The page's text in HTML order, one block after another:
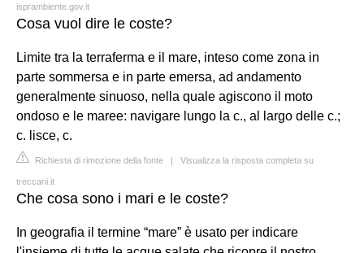
isprambiente.gov.it
Cosa vuol dire le coste?
Limite tra la terraferma e il mare, inteso come zona in
parte sommersa e in parte emersa, ad andamento
generalmente sinuoso, nella quale agiscono il moto
ondoso e le maree: navigare lungo la c., al largo delle c.;
c. lisce, c.
Richiesta di rimozione della fonte | Visualizza la risposta completa su
treccani.it
Che cosa sono i mari e le coste?
In geografia il termine “mare” è usato per indicare